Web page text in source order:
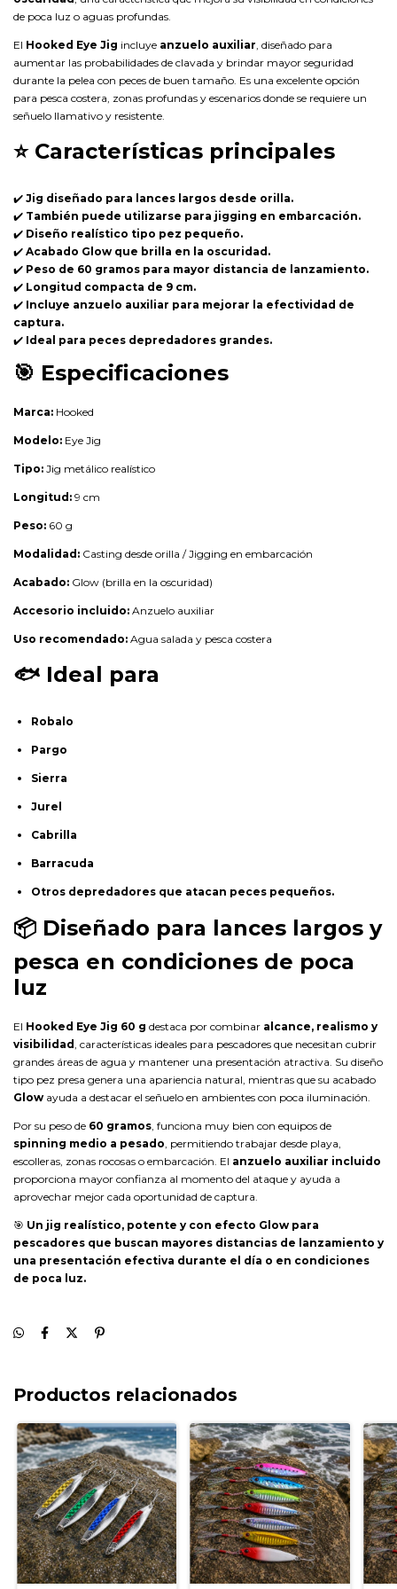
de poca luz o aguas profundas.
El Hooked Eye Jig incluye anzuelo auxiliar , diseñado para
aumentar las probabilidades de clavada y brindar mayor seguridad
durante la pelea con peces de buen tamaño. Es una excelente opción
para pesca costera, zonas profundas y escenarios donde se requiere un
señuelo llamativo y resistente.
⭐ Características principales
✔️ Jig diseñado para lances largos desde orilla.
✔️ También puede utilizarse para jigging en embarcación.
✔️ Diseño realístico tipo pez pequeño.
✔️ Acabado Glow que brilla en la oscuridad.
✔️ Peso de 60 gramos para mayor distancia de lanzamiento.
✔️ Longitud compacta de 9 cm.
✔️ Incluye anzuelo auxiliar para mejorar la efectividad de
captura.
✔️ Ideal para peces depredadores grandes.
🎯 Especificaciones
Marca: Hooked
Modelo: Eye Jig
Tipo: Jig metálico realístico
Longitud: 9 cm
Peso: 60 g
Modalidad: Casting desde orilla / Jigging en embarcación
Acabado: Glow (brilla en la oscuridad)
Accesorio incluido: Anzuelo auxiliar
Uso recomendado: Agua salada y pesca costera
🐟 Ideal para
Robalo
Pargo
Sierra
Jurel
Cabrilla
Barracuda
Otros depredadores que atacan peces pequeños.
📦 Diseñado para lances largos y
pesca en condiciones de poca
luz
El Hooked Eye Jig 60 g destaca por combinar alcance, realismo y
visibilidad, características ideales para pescadores que necesitan cubrir
grandes áreas de agua y mantener una presentación atractiva. Su diseño
tipo pez presa genera una apariencia natural, mientras que su acabado
Glow ayuda a destacar el señuelo en ambientes con poca iluminación.
Por su peso de 60 gramos, funciona muy bien con equipos de
spinning medio a pesado, permitiendo trabajar desde playa,
escolleras, zonas rocosas o embarcación. El anzuelo auxiliar incluido
proporciona mayor confianza al momento del ataque y ayuda a
aprovechar mejor cada oportunidad de captura.
🎯 Un jig realístico, potente y con efecto Glow para
pescadores que buscan mayores distancias de lanzamiento y
una presentación efectiva durante el día o en condiciones
de poca luz.
Productos relacionados